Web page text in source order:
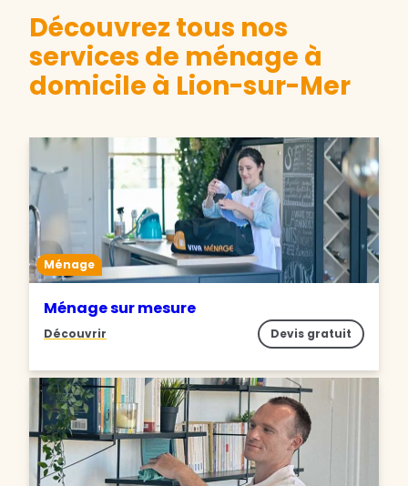
Découvrez tous nos
services de ménage à
domicile à Lion-sur-Mer
Ménage
Ménage sur mesure
Découvrir Devis gratuit